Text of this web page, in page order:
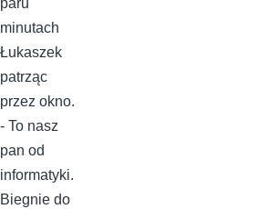
paru
minutach
Łukaszek
patrząc
przez okno.
- To nasz
pan od
informatyki.
Biegnie do